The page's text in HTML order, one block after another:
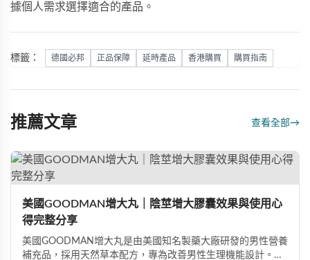
據個人需求選擇適合的產品。
標籤： 德國必邦 正品保障 延時產品 香港購買 購買指南
推薦文章 查看全部→
美國GOODMAN增大丸｜陰莖增大膠囊效果與使用心
得完整分享
美國GOODMAN增大丸是由美國知名製藥大廠研發的男性營養
補充品，採用天然草本配方，專為改善男性生理機能設計。根